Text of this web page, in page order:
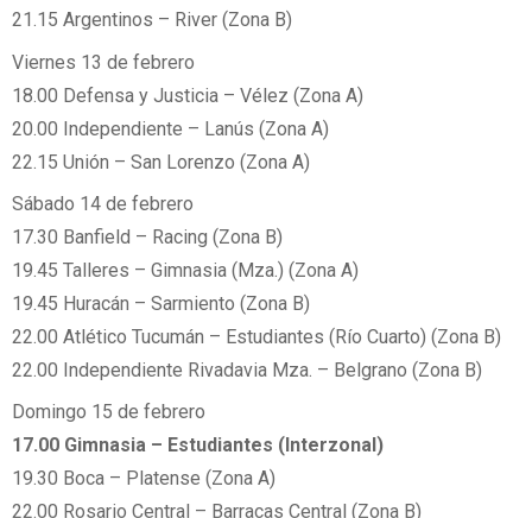
21.15 Argentinos – River (Zona B)
Viernes 13 de febrero
18.00 Defensa y Justicia – Vélez (Zona A)
20.00 Independiente – Lanús (Zona A)
22.15 Unión – San Lorenzo (Zona A)
Sábado 14 de febrero
17.30 Banfield – Racing (Zona B)
19.45 Talleres – Gimnasia (Mza.) (Zona A)
19.45 Huracán – Sarmiento (Zona B)
22.00 Atlético Tucumán – Estudiantes (Río Cuarto) (Zona B)
22.00 Independiente Rivadavia Mza. – Belgrano (Zona B)
Domingo 15 de febrero
17.00 Gimnasia – Estudiantes (Interzonal)
19.30 Boca – Platense (Zona A)
22.00 Rosario Central – Barracas Central (Zona B)